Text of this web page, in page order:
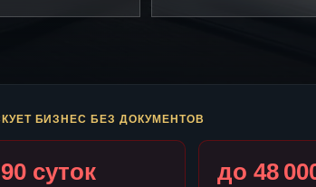
БИЗНЕС БЕЗ ДОКУМЕНТОВ
суток до 48